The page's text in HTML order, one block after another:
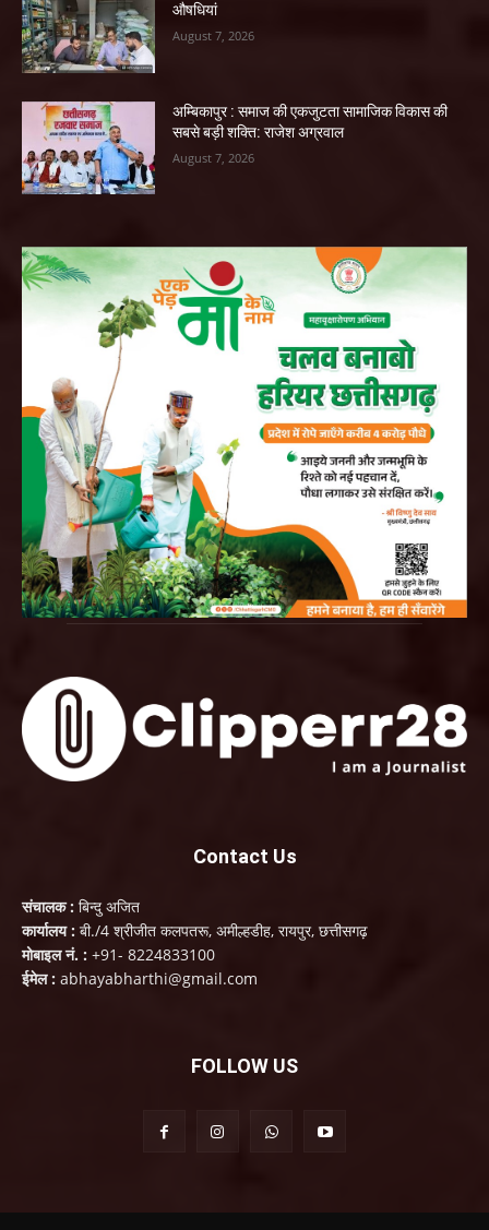
औषधियां
August 7, 2026
अम्बिकापुर : समाज की एकजुटता सामाजिक विकास की
सबसे बड़ी शक्ति: राजेश अग्रवाल
August 7, 2026
Contact Us
संचालक : बिन्दु अजित
कार्यालय : बी./4 श्रीजीत कलपतरू, अमील्हडीह, रायपुर, छत्तीसगढ़
मोबाइल नं. : +91- 8224833100
ईमेल : abhayabharthi@gmail.com
FOLLOW US